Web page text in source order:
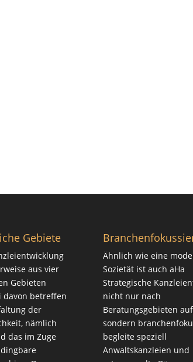
Gebiete
aus vier
Gebieten
davon betreffen
der
nämlich
das im Zuge
Ähnlich wie eine
Sozietät ist auch aHa
Strategische
nicht nur nach
Beratungsgebieten
sondern
begleite speziell
Anwaltskanzleien und